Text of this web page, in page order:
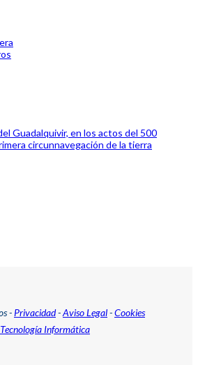
Guadalquivir, en los actos del 500
circunnavegación de la tierra
- Privacidad-Aviso Legal-Cookies
Informática